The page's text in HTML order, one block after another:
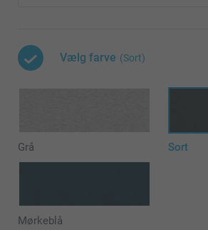
Vælg farve (Sort)
Grå Sort
Mørkeblå